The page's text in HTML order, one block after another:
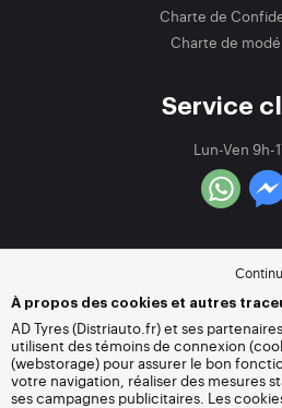
Charte de
Charte de
Service
Lun-Ven 9h-
À propos des cookies et autres
AD Tyres (Distriauto.fr) et ses
utilisent des témoins de connexion
(webstorage) pour assurer le bon
votre navigation, réaliser des mesures
ses campagnes publicitaires. Les